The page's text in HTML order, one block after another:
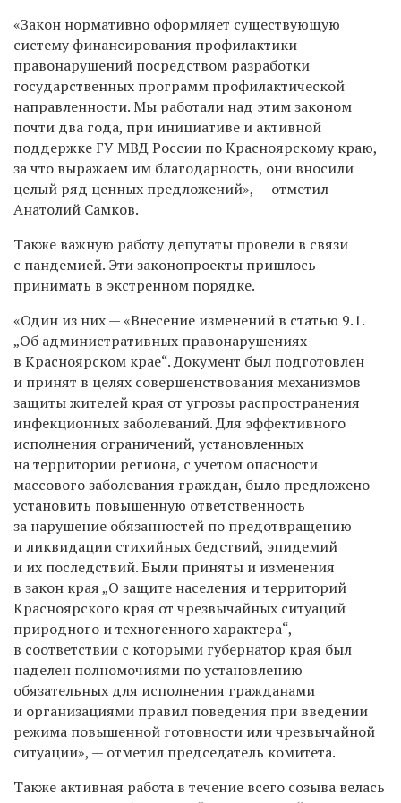
«Закон нормативно оформляет существующую
систему финансирования профилактики
правонарушений посредством разработки
государственных программ профилактической
направленности. Мы работали над этим законом
почти два года, при инициативе и активной
поддержке ГУ МВД России по Красноярскому краю,
за что выражаем им благодарность, они вносили
целый ряд ценных предложений», — отметил
Анатолий Самков.
Также важную работу депутаты провели в связи
с пандемией. Эти законопроекты пришлось
принимать в экстренном порядке.
«Один из них — «Внесение изменений в статью 9.1.
„Об административных правонарушениях
в Красноярском крае“. Документ был подготовлен
и принят в целях совершенствования механизмов
защиты жителей края от угрозы распространения
инфекционных заболеваний. Для эффективного
исполнения ограничений, установленных
на территории региона, с учетом опасности
массового заболевания граждан, было предложено
установить повышенную ответственность
за нарушение обязанностей по предотвращению
и ликвидации стихийных бедствий, эпидемий
и их последствий. Были приняты и изменения
в закон края „О защите населения и территорий
Красноярского края от чрезвычайных ситуаций
природного и техногенного характера“,
в соответствии с которыми губернатор края был
наделен полномочиями по установлению
обязательных для исполнения гражданами
и организациями правил поведения при введении
режима повышенной готовности или чрезвычайной
ситуации», — отметил председатель комитета.
Также активная работа в течение всего созыва велась